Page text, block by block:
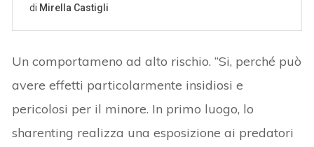
Un comportameno ad alto rischio. “Si, perché può
avere effetti particolarmente insidiosi e
pericolosi per il minore. In primo luogo, lo
sharenting realizza una esposizione ai predatori